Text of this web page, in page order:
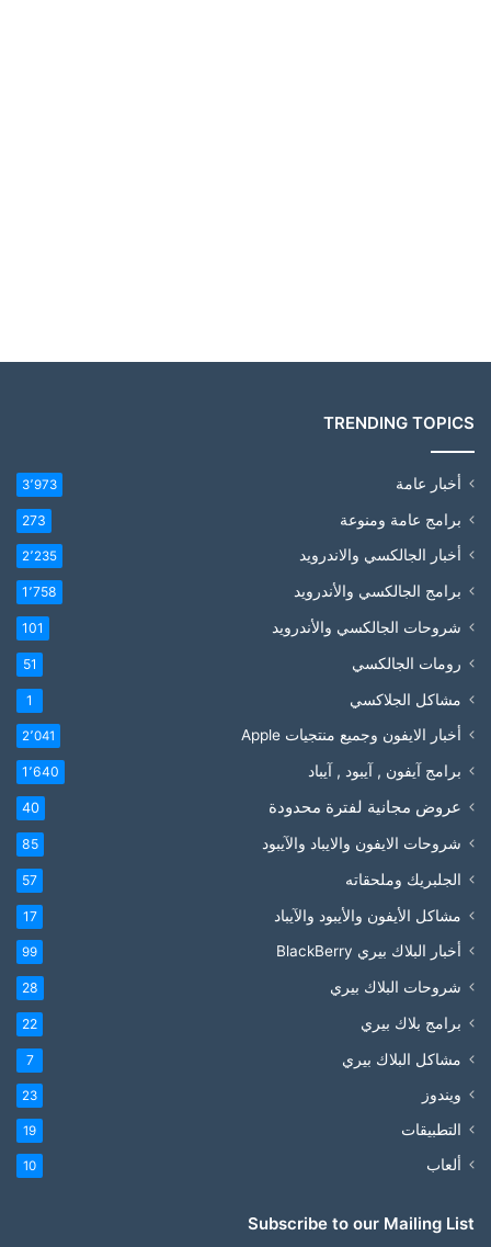
TRENDING TOPICS
أخبار عامة 3٬973
برامج عامة ومنوعة 273
أخبار الجالكسي والاندرويد 2٬235
برامج الجالكسي والأندرويد 1٬758
شروحات الجالكسي والأندرويد 101
رومات الجالكسي 51
مشاكل الجلاكسي 1
أخبار الايفون وجميع منتجيات Apple 2٬041
برامج آيفون , آيبود , آيباد 1٬640
عروض مجانية لفترة محدودة 40
شروحات الايفون والايباد والآيبود 85
الجلبريك وملحقاته 57
مشاكل الأيفون والأيبود والآيباد 17
أخبار البلاك بيري BlackBerry 99
شروحات البلاك بيري 28
برامج بلاك بيري 22
مشاكل البلاك بيري 7
ويندوز 23
التطبيقات 19
ألعاب 10
Subscribe to our Mailing List